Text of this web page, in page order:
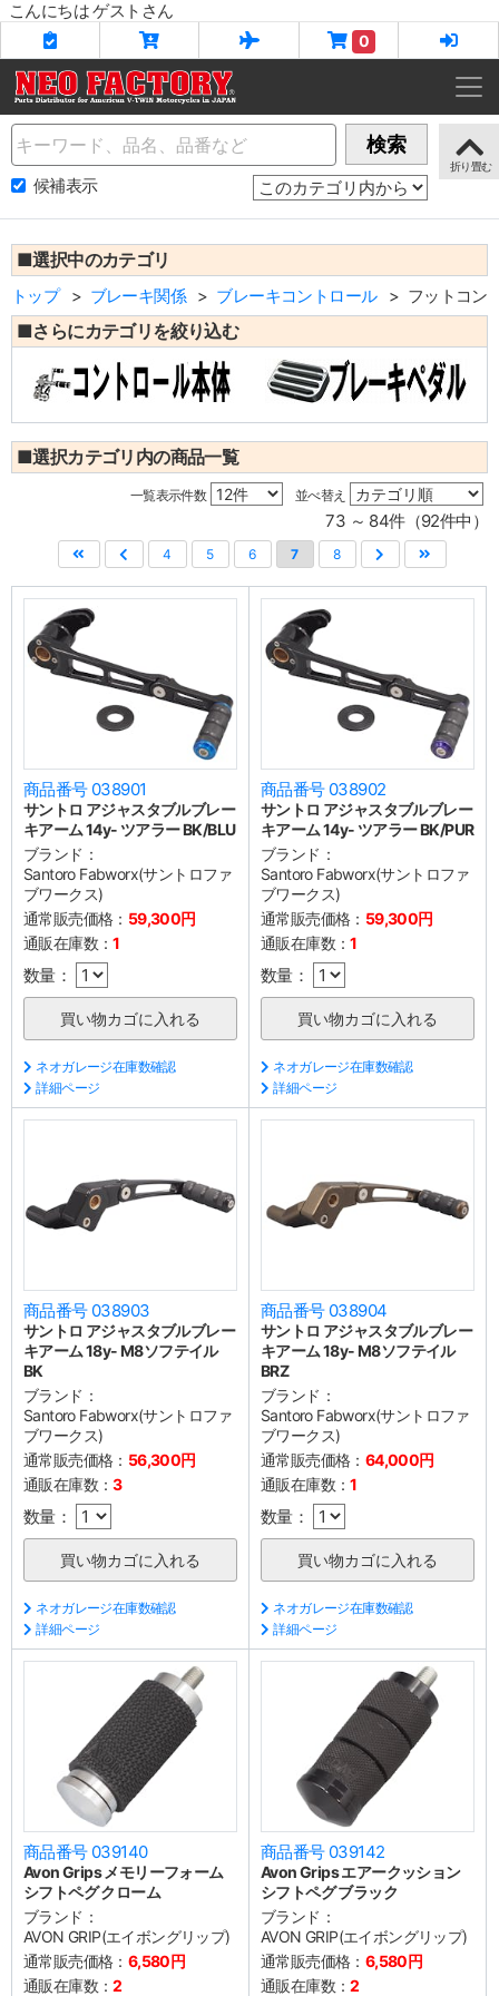
こんにちは ゲストさん
0
Name 検索
候補表示
■選択中のカテゴリ
トップ ブレーキ関係 ブレーキコントロール フットコン
■さらにカテゴリを絞り込む
■選択カテゴリ内の商品一覧
一覧表示件数 並べ替え
73 ～ 84件（92件中）
4 5 6 7 8
商品番号 038901
サントロ アジャスタブルブレー
キアーム 14y- ツアラー BK/BLU
ブランド：
Santoro Fabworx(サントロファ
ブワークス)
通常販売価格： 59,300円
通販在庫数：1
数量：
ネオガレージ在庫数確認
詳細ページ
商品番号 038902
サントロ アジャスタブルブレー
キアーム 14y- ツアラー BK/PUR
ブランド：
Santoro Fabworx(サントロファ
ブワークス)
通常販売価格： 59,300円
通販在庫数：1
数量：
ネオガレージ在庫数確認
詳細ページ
商品番号 038903
サントロ アジャスタブルブレー
キアーム 18y- M8ソフテイル
BK
ブランド：
Santoro Fabworx(サントロファ
ブワークス)
通常販売価格： 56,300円
通販在庫数：3
数量：
ネオガレージ在庫数確認
詳細ページ
商品番号 038904
サントロ アジャスタブルブレー
キアーム 18y- M8ソフテイル
BRZ
ブランド：
Santoro Fabworx(サントロファ
ブワークス)
通常販売価格： 64,000円
通販在庫数：1
数量：
ネオガレージ在庫数確認
詳細ページ
商品番号 039140
Avon Grips メモリーフォーム
シフトペグ クローム
ブランド：
AVON GRIP(エイボングリップ)
通常販売価格： 6,580円
通販在庫数：2
商品番号 039142
Avon Grips エアークッション
シフトペグ ブラック
ブランド：
AVON GRIP(エイボングリップ)
通常販売価格： 6,580円
通販在庫数：2